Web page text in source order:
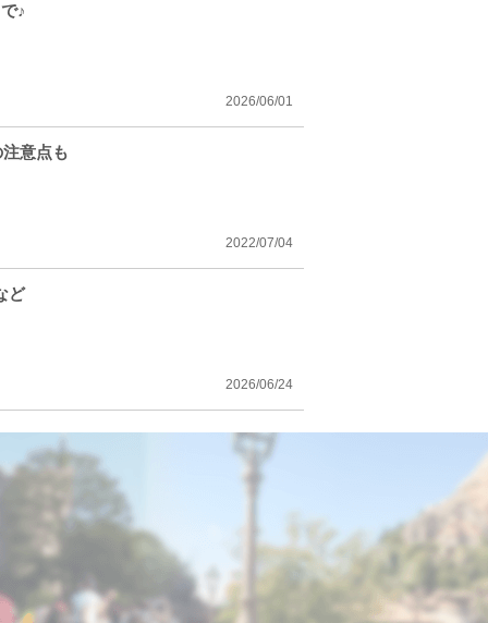
♪
2026/06/01
意点も
2022/07/04
ど
2026/06/24